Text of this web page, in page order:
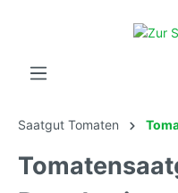
Saatgut Tomaten